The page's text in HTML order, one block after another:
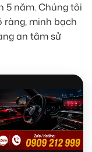
5 năm. Chúng tôi
ràng, minh bạch
an tâm sử